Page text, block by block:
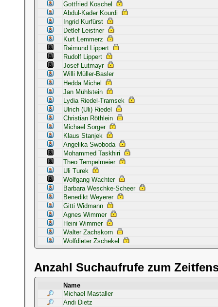
Gottfried Koschel
Abdul-Kader Kourdi
Ingrid Kurfürst
Detlef Leistner
Kurt Lemmerz
Raimund Lippert
Rudolf Lippert
Josef Lutmayr
Willi Müller-Basler
Hedda Michel
Jan Mühlstein
Lydia Riedel-Tramsek
Ulrich (Uli) Riedel
Christian Röthlein
Michael Sorger
Klaus Stanjek
Angelika Swoboda
Mohammed Taskhiri
Theo Tempelmeier
Uli Turek
Wolfgang Wachter
Barbara Weschke-Scheer
Benedikt Weyerer
Gitti Widmann
Agnes Wimmer
Heini Wimmer
Walter Zachskorn
Wolfdieter Zschekel
Anzahl Suchaufrufe zum
Name
Michael Mastaller
Andi Dietz